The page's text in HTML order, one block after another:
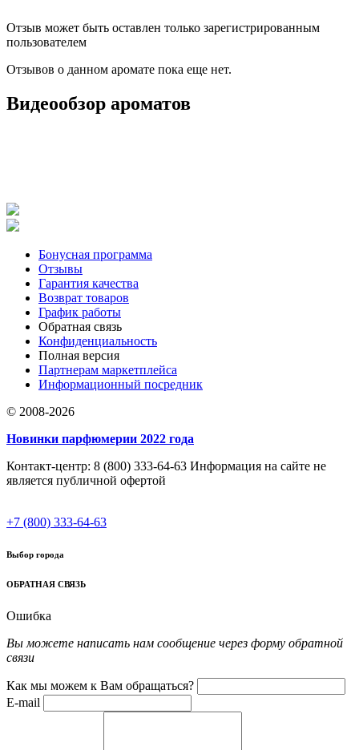
Отзыв может быть оставлен только зарегистрированным
пользователем
Отзывов о данном аромате пока еще нет.
Видеообзор ароматов
Бонусная программа
Отзывы
Гарантия качества
Возврат товаров
График работы
Обратная связь
Конфиденциальность
Полная версия
Партнерам маркетплейса
Информационный посредник
© 2008-2026
Новинки парфюмерии 2022 года
Контакт-центр: 8 (800) 333-64-63 Информация на сайте не
является публичной офертой
+7 (800) 333-64-63
Выбор города
ОБРАТНАЯ СВЯЗЬ
Ошибка
Вы можете написать нам сообщение через форму обратной
связи
Как мы можем к Вам обращаться?
E-mail